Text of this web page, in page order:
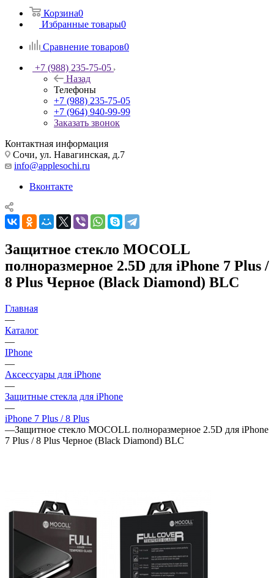
Корзина0
Избранные товары0
Сравнение товаров0
+7 (988) 235-75-05
Назад
Телефоны
+7 (988) 235-75-05
+7 (964) 940-99-99
Заказать звонок
Контактная информация
Сочи, ул. Навагинская, д.7
info@applesochi.ru
Вконтакте
Защитное стекло MOCOLL
полноразмерное 2.5D для iPhone 7 Plus /
8 Plus Черное (Black Diamond) BLC
Главная
—
Каталог
—
IPhone
—
Аксессуары для iPhone
—
Защитные стекла для iPhone
—
iPhone 7 Plus / 8 Plus
—Защитное стекло MOCOLL полноразмерное 2.5D для iPhone
7 Plus / 8 Plus Черное (Black Diamond) BLC